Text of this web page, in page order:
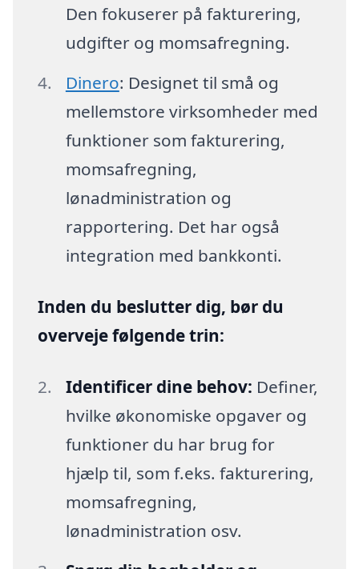
Den fokuserer på fakturering,
udgifter og momsafregning.
Dinero: Designet til små og
mellemstore virksomheder med
funktioner som fakturering,
momsafregning,
lønadministration og
rapportering. Det har også
integration med bankkonti.
Inden du beslutter dig, bør du
overveje følgende trin:
Identificer dine behov: Definer,
hvilke økonomiske opgaver og
funktioner du har brug for
hjælp til, som f.eks. fakturering,
momsafregning,
lønadministration osv.